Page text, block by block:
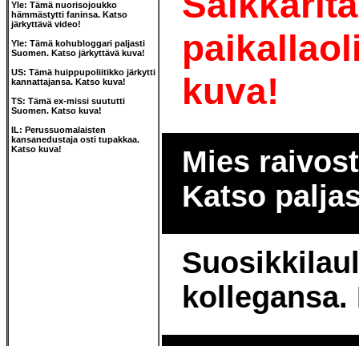
Yle: Tämä nuorisojoukko
hämmästytti faninsa. Katso
järkyttävä video!
Yle: Tämä kohubloggari paljasti
Suomen. Katso järkyttävä kuva!
US: Tämä huippupoliitikko järkytti
kannattajansa. Katso kuva!
TS: Tämä ex-missi suututti
Suomen. Katso kuva!
IL: Perussuomalaisten
kansanedustaja osti tupakkaa.
Katso kuva!
kuva!
Mies
Katso